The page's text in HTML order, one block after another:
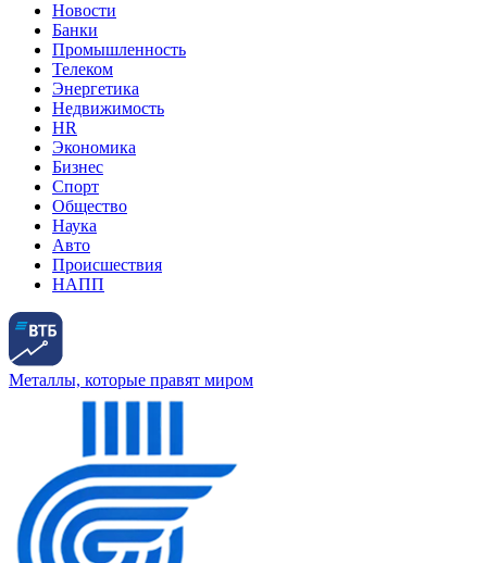
Новости
Банки
Промышленность
Телеком
Энергетика
Недвижимость
HR
Экономика
Бизнес
Спорт
Общество
Наука
Авто
Происшествия
НАПП
Металлы, которые правят миром